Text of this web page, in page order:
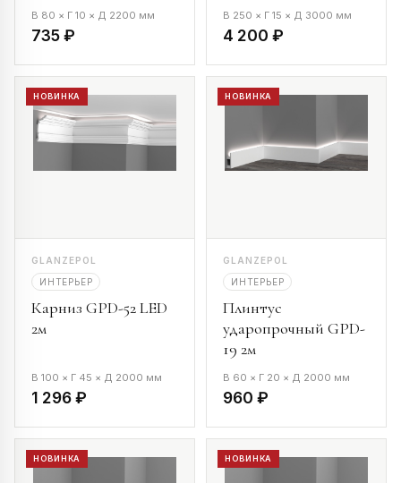
В 80 × Г 10 × Д 2200 мм
735 ₽
В 250 × Г 15 × Д 3000 мм
4 200 ₽
НОВИНКА
GLANZEPOL
ИНТЕРЬЕР
Карниз GPD-52 LED
2м
В 100 × Г 45 × Д 2000 мм
1 296 ₽
НОВИНКА
GLANZEPOL
ИНТЕРЬЕР
Плинтус
ударопрочный GPD-
19 2м
В 60 × Г 20 × Д 2000 мм
960 ₽
НОВИНКА НОВИНКА